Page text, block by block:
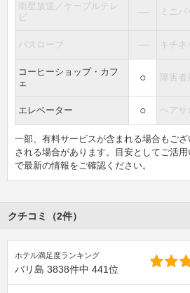
衛星放送／ケーブルテレ
ビ
― ミニバ
バスローブ ― キチネ
コーヒーショップ・カフ
ェ
○ 障害者
エレベーター ○ ヘアサ
一部、有料サービスが含まれる場合もご
される場合があります。目安としてご活
で最新の情報をご確認ください。
クチコミ（2件）
ホテル満足度ランキング
バリ島 3838件中 441位